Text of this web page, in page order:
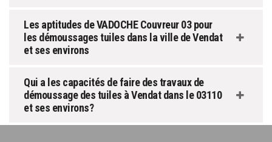
Les aptitudes de VADOCHE Couvreur 03 pour
les démoussages tuiles dans la ville de Vendat
et ses environs
Qui a les capacités de faire des travaux de
démoussage des tuiles à Vendat dans le 03110
et ses environs?